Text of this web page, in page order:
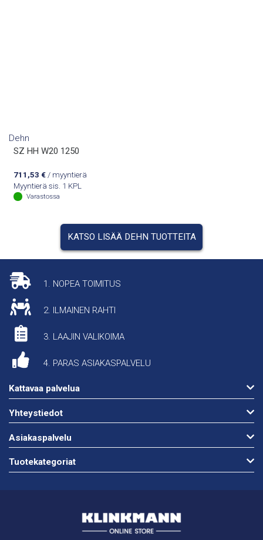
Dehn
SZ HH W20 1250
711,53 €/ myyntierä
Myyntierä sis. 1 KPL
Varastossa
KATSO LISÄÄ DEHN TUOTTEITA
1. NOPEA TOIMITUS
2. ILMAINEN RAHTI
3. LAAJIN VALIKOIMA
4. PARAS ASIAKASPALVELU
Kattavaa palvelua
Yhteystiedot
Asiakaspalvelu
Tuotekategoriat